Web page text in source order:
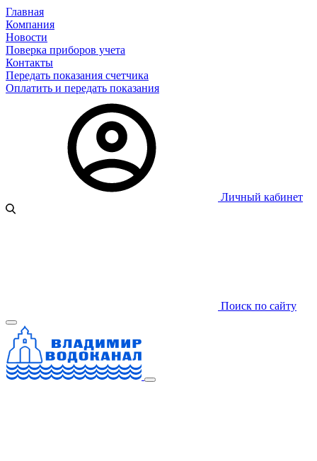
Главная
Компания
Новости
Поверка приборов учета
Контакты
Передать показания счетчика
Оплатить и передать показания
Личный кабинет
Поиск по сайту